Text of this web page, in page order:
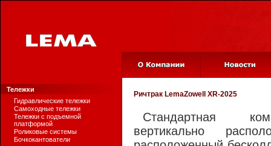
Тележки
Гидравлические тележки
Самоходные тележки
Тележки с подъемной
платформой
Роликовые системы
Бочкокантователи
Ричтрак LemaZowell XR-2025
Стандартная
вертикально